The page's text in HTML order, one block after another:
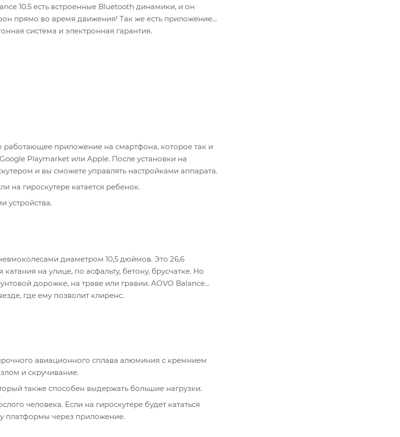
10.5 есть встроенные Bluetooth динамики, и он
прямо во время движения! Так же есть приложение
система и электронная гарантия.
работающее приложение на смартфона, которое так и
Playmarket или Apple. После установки на
и вы сможете управлять настройками аппарата.
на гироскутере катается ребенок.
устройства.
диаметром 10,5 дюймов. Это 26,6
на улице, по асфальту, бетону, брусчатке. Но
дорожке, на траве или гравии. AOVO Balance
где ему позволит клиренс.
авиационного сплава алюминия с кремнием
и скручивание.
также способен выдержать большие нагрузки.
человека. Если на гироскутере будет кататься
платформы через приложение.